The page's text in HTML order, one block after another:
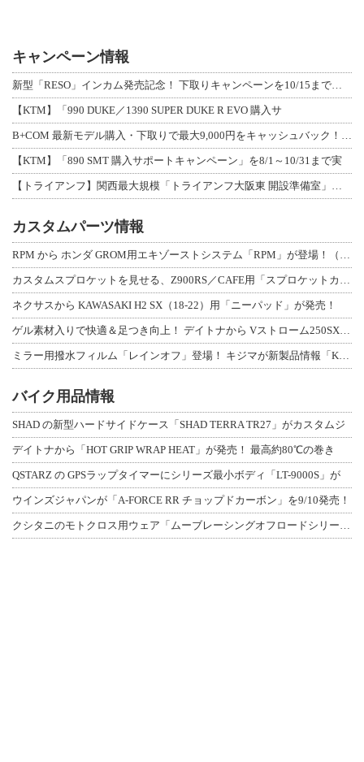
キャンペーン情報
新型「RESO」インカム発売記念！ 下取りキャンペーンを10/15まで延長して開
【KTM】「990 DUKE／1390 SUPER DUKE R EVO 購入サ
B+COM 最新モデル購入・下取りで最大9,000円をキャッシュバック！「B+F
【KTM】「890 SMT 購入サポートキャンペーン」を8/1～10/31まで実
【トライアンフ】関西最大規模「トライアンフ大阪東 開設準備室」がオープン！ 限定
カスタムパーツ情報
RPM から ホンダ GROM用エキゾーストシステム「RPM」が登場！（動画あり
カスタムスプロケットを見せる、Z900RS／CAFE用「スプロケットカバーフルキ
ネクサスから KAWASAKI H2 SX（18-22）用「ニーパッド」が発売！
ゲル素材入りで快適＆足つき向上！ デイトナから Vストローム250SX用「快適ロ
ミラー用撥水フィルム「レインオフ」登場！ キジマが新製品情報「KIJIMA NE
バイク用品情報
SHAD の新型ハードサイドケース「SHAD TERRA TR27」がカスタムジ
デイトナから「HOT GRIP WRAP HEAT」が発売！ 最高約80℃の巻き
QSTARZ の GPSラップタイマーにシリーズ最小ボディ「LT-9000S」が
ウインズジャパンが「A-FORCE RR チョップドカーボン」を9/10発売！
クシタニのモトクロス用ウェア「ムーブレーシングオフロードシリーズ」3アイテムが登